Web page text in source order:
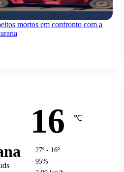
mortos em confronto com a
16 ℃
27º - 16º
95%